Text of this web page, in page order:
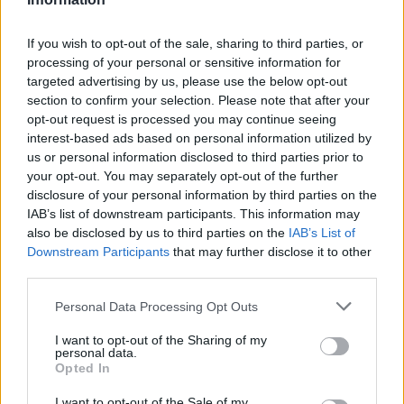
If you wish to opt-out of the sale, sharing to third parties, or
processing of your personal or sensitive information for
targeted advertising by us, please use the below opt-out
section to confirm your selection. Please note that after your
opt-out request is processed you may continue seeing
interest-based ads based on personal information utilized by
us or personal information disclosed to third parties prior to
your opt-out. You may separately opt-out of the further
disclosure of your personal information by third parties on the
IAB’s list of downstream participants. This information may
also be disclosed by us to third parties on the IAB’s List of
Downstream Participants that may further disclose it to other
Personal Data Processing Opt Outs
I want to opt-out of the Sharing of my
personal data.
Opted In
Ver perfil
@musicapuntocom Ver perfil